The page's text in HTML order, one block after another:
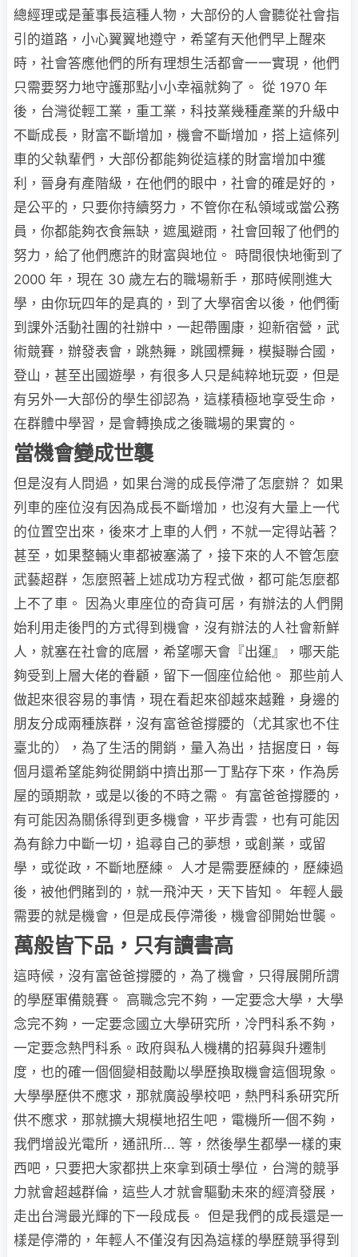
總經理或是董事長這種人物，大部份的人會聽從社會指
引的道路，小心翼翼地遵守，希望有天他們早上醒來
時，社會答應他們的所有理想生活都會一一實現，他們
只需要努力地守護那點小小幸福就夠了。 從 1970 年
後，台灣從輕工業，重工業，科技業幾種產業的升級中
不斷成長，財富不斷增加，機會不斷增加，搭上這條列
車的父執輩們，大部份都能夠從這樣的財富增加中獲
利，晉身有產階級，在他們的眼中，社會的確是好的，
是公平的，只要你持續努力，不管你在私領域或當公務
員，你都能夠衣食無缺，遮風避雨，社會回報了他們的
努力，給了他們應許的財富與地位。 時間很快地衝到了
2000 年，現在 30 歲左右的職場新手，那時候剛進大
學，由你玩四年的是真的，到了大學宿舍以後，他們衝
到課外活動社團的社辦中，一起帶團康，迎新宿營，武
術競賽，辦發表會，跳熱舞，跳國標舞，模擬聯合國，
登山，甚至出國遊學，有很多人只是純粹地玩耍，但是
有另外一大部份的學生卻認為，這樣積極地享受生命，
在群體中學習，是會轉換成之後職場的果實的。
當機會變成世襲
但是沒有人問過，如果台灣的成長停滯了怎麼辦？ 如果
列車的座位沒有因為成長不斷增加，也沒有大量上一代
的位置空出來，後來才上車的人們，不就一定得站著？
甚至，如果整輛火車都被塞滿了，接下來的人不管怎麼
武藝超群，怎麼照著上述成功方程式做，都可能怎麼都
上不了車。 因為火車座位的奇貨可居，有辦法的人們開
始利用走後門的方式得到機會，沒有辦法的人社會新鮮
人，就塞在社會的底層，希望哪天會『出運』，哪天能
夠受到上層大佬的眷顧，留下一個座位給他。 那些前人
做起來很容易的事情，現在看起來卻越來越難，身邊的
朋友分成兩種族群，沒有富爸爸撐腰的（尤其家也不住
臺北的），為了生活的開銷，量入為出，拮据度日，每
個月還希望能夠從開銷中擠出那一丁點存下來，作為房
屋的頭期款，或是以後的不時之需。 有富爸爸撐腰的，
有可能因為關係得到更多機會，平步青雲，也有可能因
為有餘力中斷一切，追尋自己的夢想，或創業，或留
學，或從政，不斷地歷練。 人才是需要歷練的，歷練過
後，被他們賭到的，就一飛沖天，天下皆知。 年輕人最
需要的就是機會，但是成長停滯後，機會卻開始世襲。
萬般皆下品，只有讀書高
這時候，沒有富爸爸撐腰的，為了機會，只得展開所謂
的學歷軍備競賽。 高職念完不夠，一定要念大學，大學
念完不夠，一定要念國立大學研究所，冷門科系不夠，
一定要念熱門科系。政府與私人機構的招募與升遷制
度，也的確一個個變相鼓勵以學歷換取機會這個現象。
大學學歷供不應求，那就廣設學校吧，熱門科系研究所
供不應求，那就擴大規模地招生吧，電機所一個不夠，
我們增設光電所，通訊所... 等，然後學生都學一樣的東
西吧，只要把大家都拱上來拿到碩士學位，台灣的競爭
力就會超越群倫，這些人才就會驅動未來的經濟發展，
走出台灣最光輝的下一段成長。 但是我們的成長還是一
樣是停滯的，年輕人不僅沒有因為這樣的學歷競爭得到